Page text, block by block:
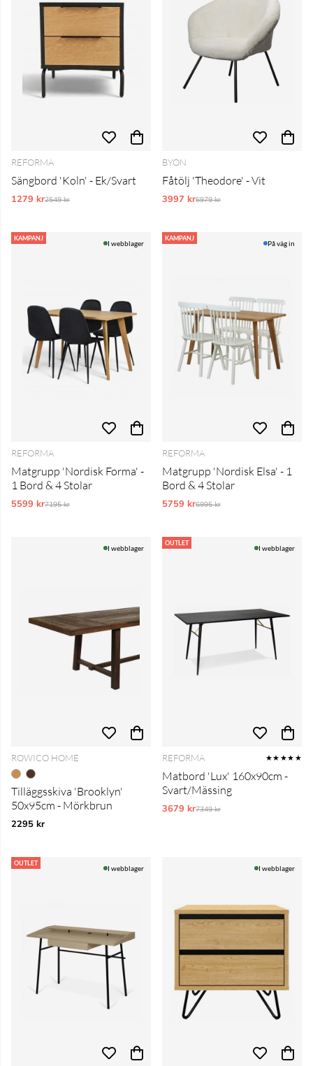
REFORMA
Sängbord 'Koln' - Ek/Svart
1279 krOrdinarie pris:
2549 kr
BYON
Fåtölj 'Theodore' - Vit
3997 krOrdinarie pris:
6979 kr
KAMPANJ
I webblager
REFORMA
Matgrupp 'Nordisk Forma' -
1 Bord & 4 Stolar
5599 krOrdinarie pris:
7195 kr
KAMPANJ
På väg in
REFORMA
Matgrupp 'Nordisk Elsa' - 1
Bord & 4 Stolar
5759 krOrdinarie pris:
6995 kr
I webblager
ROWICO HOME
Tilläggsskiva 'Brooklyn'
50x95cm - Mörkbrun
2295 kr
OUTLET
I webblager
REFORMA ★★★★★
Matbord 'Lux' 160x90cm -
Svart/Mässing
3679 krOrdinarie pris:
7349 kr
OUTLET
I webblager I webblager